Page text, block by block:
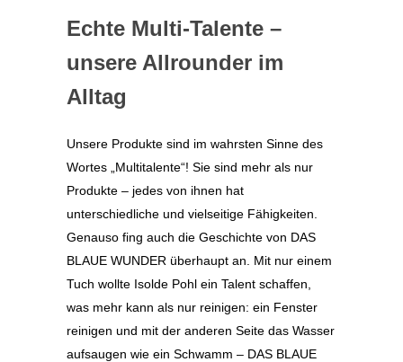
Echte Multi-Talente –
unsere Allrounder im
Alltag
Unsere Produkte sind im wahrsten Sinne des
Wortes „Multitalente“! Sie sind mehr als nur
Produkte – jedes von ihnen hat
unterschiedliche und vielseitige Fähigkeiten.
Genauso fing auch die Geschichte von DAS
BLAUE WUNDER überhaupt an. Mit nur einem
Tuch wollte Isolde Pohl ein Talent schaffen,
was mehr kann als nur reinigen: ein Fenster
reinigen und mit der anderen Seite das Wasser
aufsaugen wie ein Schwamm – DAS BLAUE